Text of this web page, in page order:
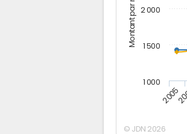
2005
1 000
1 500
2 000
© JDN 2026